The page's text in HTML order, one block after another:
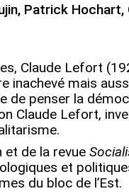
Patrick
Claude Lefort
inachevé mais
de penser la
Claude Lefort,
et de la revue
et
du bloc de l’Est.